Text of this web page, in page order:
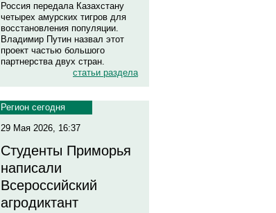
Россия передала Казахстану
четырех амурских тигров для
восстановления популяции.
Владимир Путин назвал этот
проект частью большого
партнерства двух стран.
статьи раздела
Регион сегодня
29 Мая 2026, 16:37
Студенты Приморья
написали
Всероссийский
агродиктант